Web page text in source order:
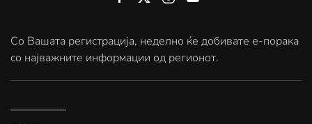
Со Вашата регистрација, неделно ќе добивате е-порака
со најважните информации од регионот.